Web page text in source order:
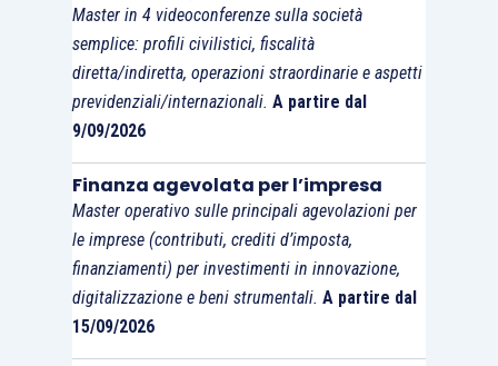
valore della controprestazione assunta dal
cessionario, determinata in via presuntiva
fermo restando che, qualora nel corso dello
svolgimento del contratto emerga che il valore
effettivo della controprestazione sia differente
rispetto all’importo indicato in atto, e, tale
modifica sia suscettibile di condurre ad una
diversa applicazione dell’imposta, il contribuente
è tenuto adenunciare il valore definitivo del
corrispettivo
dall’articolo 35, comma 1, del Tur per i contratti
Master in 4 videoconferenze sulla società
semplice: profili civilistici, fiscalità
diretta/indiretta, operazioni straordinarie e aspetti
previdenziali/internazionali. A partire dal
9/09/2026
Finanza agevolata per l’impresa
Master operativo sulle principali agevolazioni per
le imprese (contributi, crediti d’imposta,
finanziamenti) per investimenti in innovazione,
digitalizzazione e beni strumentali. A partire dal
15/09/2026